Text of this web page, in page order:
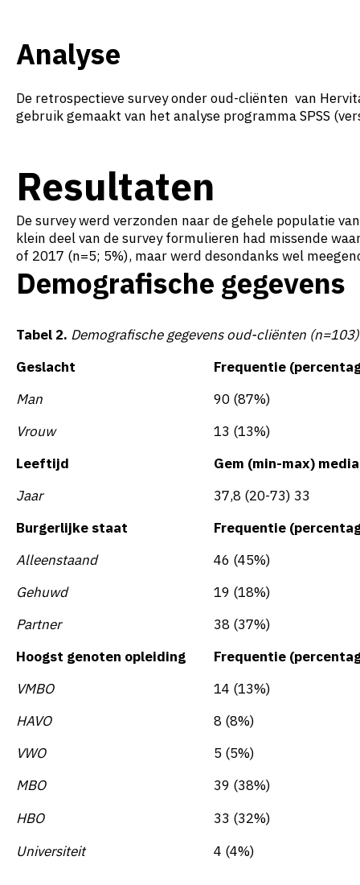
Analyse
De retrospectieve survey onder oud-cliënten van
gebruik gemaakt van het analyse programma SPSS
Resultaten
De survey werd verzonden naar de gehele populatie
klein deel van de survey formulieren had missende
of 2017 (n=5; 5%), maar werd desondanks wel
Demografische gegevens
Tabel 2. Demografische gegevens oud-cliënten (n=103)
Geslacht
Frequentie
Man
90 (87%)
Vrouw
13 (13%)
Leeftijd
Gem (min-max)
Jaar
37,8 (20-73) 33
Burgerlijke staat
Frequentie
Alleenstaand
46 (45%)
Gehuwd
19 (18%)
Partner
38 (37%)
Hoogst genoten opleiding
Frequentie
VMBO
14 (13%)
HAVO
8 (8%)
VWO
5 (5%)
MBO
39 (38%)
HBO
33 (32%)
Universiteit
4 (4%)